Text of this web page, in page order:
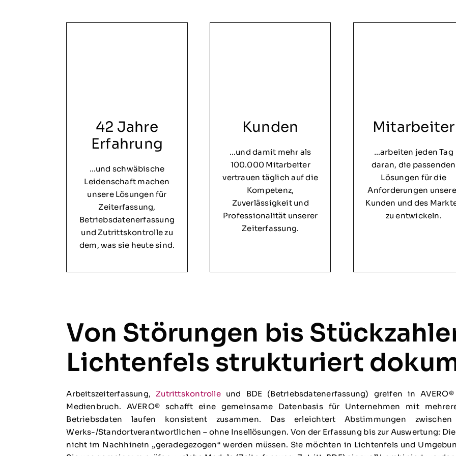
42 Jahre
Erfahrung
…und schwäbische
Leidenschaft machen
unsere Lösungen für
Zeiterfassung,
Betriebsdatenerfassung
und Zutrittskontrolle zu
dem, was sie heute sind.
Kunden
…und damit mehr als
100.000 Mitarbeiter
vertrauen täglich auf die
Kompetenz,
Zuverlässigkeit und
Professionalität unserer
Zeiterfassung.
Mitarbeiter
…arbeiten jeden Tag
daran, die passenden
Lösungen für die
Anforderungen
Kunden und des
zu entwickeln.
Von Störungen bis
Lichtenfels strukturiert
Arbeitszeiterfassung, Zutrittskontrolleund BDE (Betriebsdatenerfassung) greifen in
Medienbruch. AVERO® schafft eine gemeinsame Datenbasis für Unternehmen mit
Betriebsdaten laufen konsistent zusammen. Das erleichtert Abstimmungen
Werks-/Standortverantwortlichen – ohne Insellösungen. Von der Erfassung bis zur Auswertung:
nicht im Nachhinein „geradegezogen“ werden müssen. Sie möchten in Lichtenfels und